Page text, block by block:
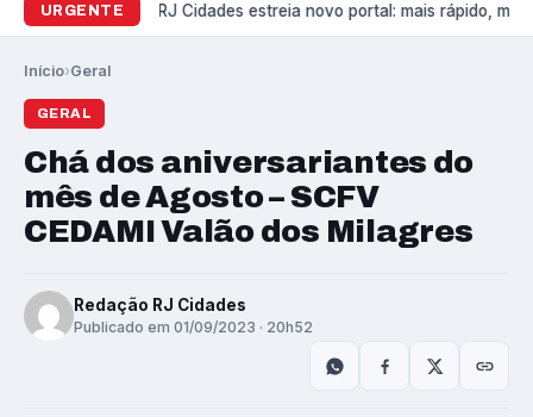
URGENTE
Variedades RJ Cidades estreia novo portal: mais rápido,
Início›Geral
GERAL
Chá dos aniversariantes do
mês de Agosto – SCFV
CEDAMI Valão dos Milagres
Redação RJ Cidades
Publicado em 01/09/2023 · 20h52